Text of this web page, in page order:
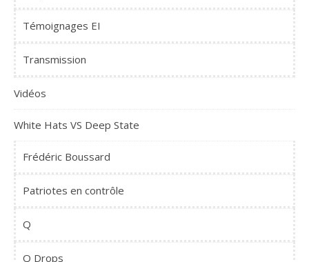
Témoignages EI
Transmission
Vidéos
White Hats VS Deep State
Frédéric Boussard
Patriotes en contrôle
Q
Q Drops